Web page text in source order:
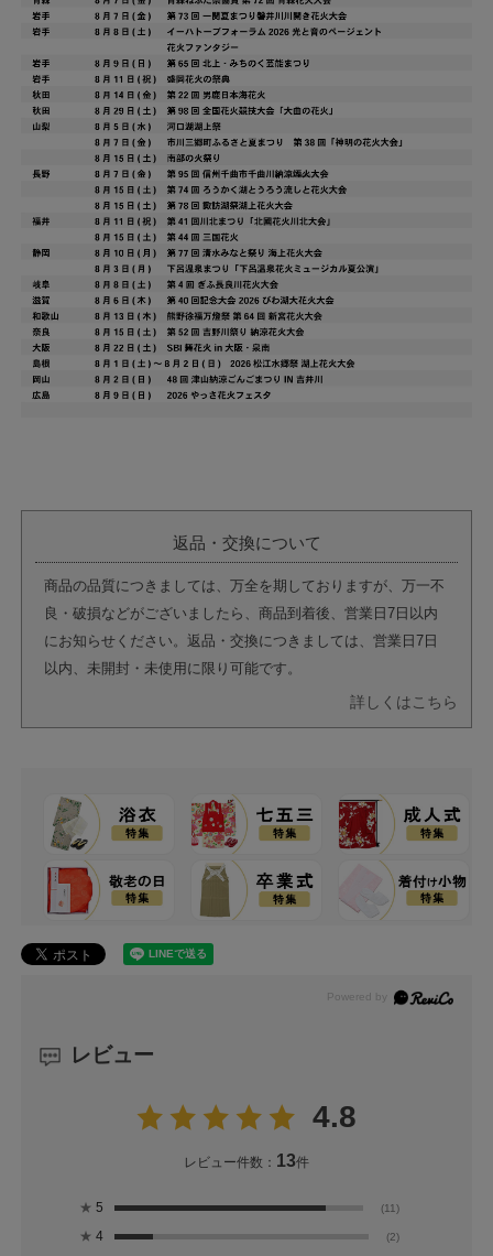
返品・交換について
商品の品質につきましては、万全を期しておりますが、万一不
良・破損などがございましたら、商品到着後、営業日7日以内
にお知らせください。返品・交換につきましては、営業日7日
以内、未開封・未使用に限り可能です。
詳しくはこちら
レビュー
4.8
レビュー件数： 13件
★ 5 (11)
★ 4 (2)